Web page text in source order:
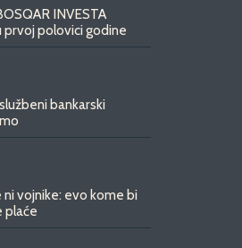
INVESTA
polovici godine
bankarski
vojnike: evo kome bi
plaće